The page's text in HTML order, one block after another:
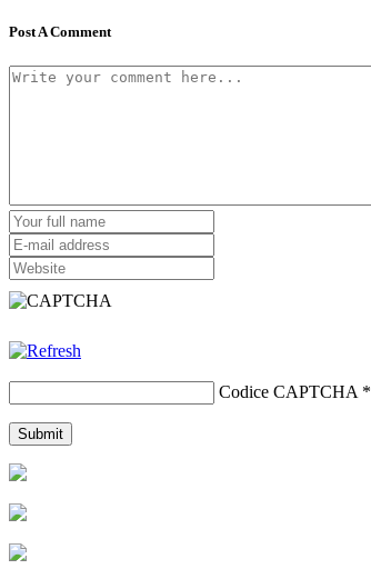
Post A Comment
Codice CAPTCHA*